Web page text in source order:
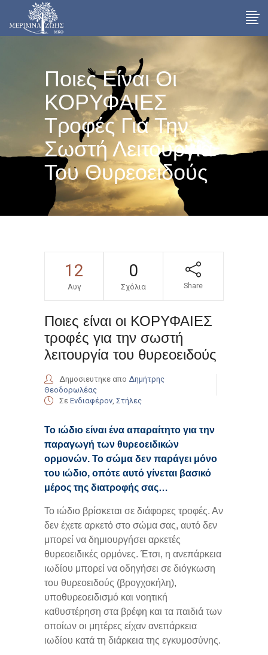
Ποιες Είναι Οι
ΚΟΡΥΦΑΙΕΣ
Τροφές Για Την
Σωστή Λειτουργία
Του Θυρεοειδούς
12
Αυγ
0
Σχόλια Share
Ποιες είναι οι ΚΟΡΥΦΑΙΕΣ
τροφές για την σωστή
λειτουργία του θυρεοειδούς
Δημοσιευτηκε απο Δημήτρης
Θεοδορωλέας
Σε Ενδιαφέρον Στήλες
Το ιώδιο είναι ένα απαραίτητο για την
παραγωγή των θυρεοειδικών
ορμονών. Το σώμα δεν παράγει μόνο
του ιώδιο, οπότε αυτό γίνεται βασικό
μέρος της διατροφής σας…
Το ιώδιο βρίσκεται σε διάφορες τροφές. Αν
δεν έχετε αρκετό στο σώμα σας, αυτό δεν
μπορεί να δημιουργήσει αρκετές
θυρεοειδικές ορμόνες. Έτσι, η ανεπάρκεια
ιωδίου μπορεί να οδηγήσει σε διόγκωση
του θυρεοειδούς (βρογχοκήλη),
υποθυρεοειδισμό και νοητική
καθυστέρηση στα βρέφη και τα παιδιά των
οποίων οι μητέρες είχαν ανεπάρκεια
ιωδίου κατά τη διάρκεια της εγκυμοσύνης.